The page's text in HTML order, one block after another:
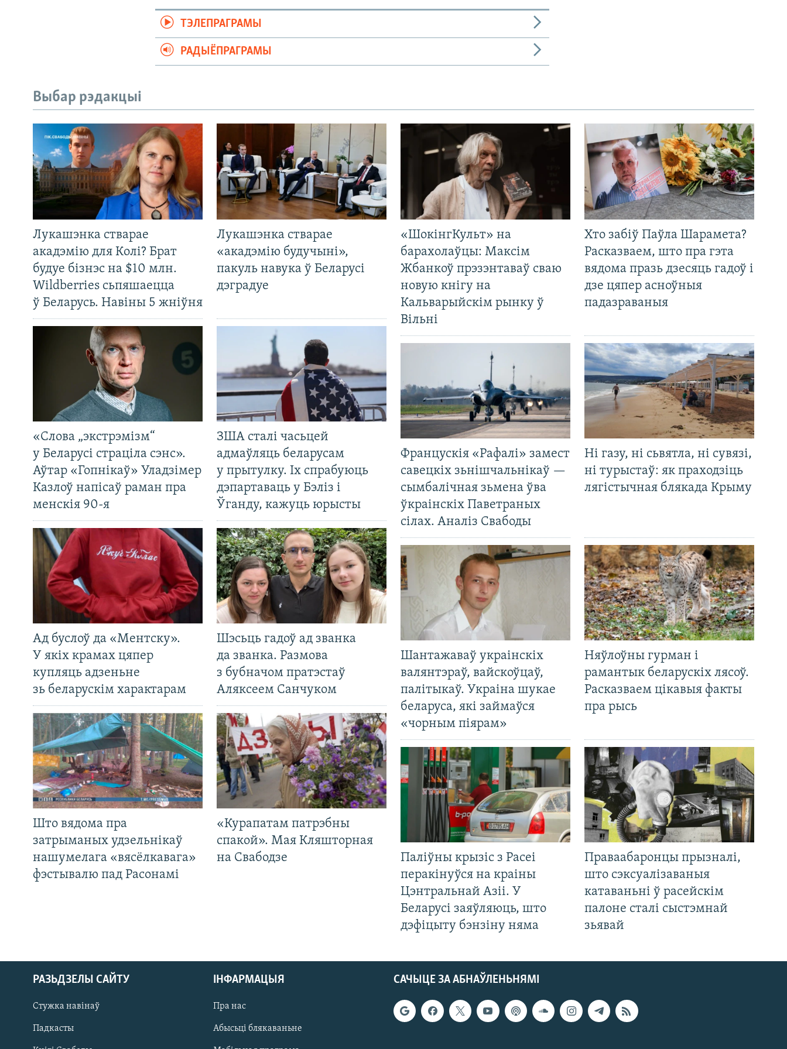
ТЭЛЕПРАГРАМЫ
РАДЫЁПРАГРАМЫ
Выбар рэдакцыі
Лукашэнка стварае
акадэмію для Колі? Брат
будуе бізнэс на $10 млн.
Wildberries сьпяшаецца
ў Беларусь. Навіны 5 жніўня
Лукашэнка стварае
«акадэмію будучыні»,
пакуль навука ў Беларусі
дэградуе
«Слова „экстрэмізм“
у Беларусі страціла сэнс».
Аўтар «Гопнікаў» Уладзімер
Казлоў напісаў раман пра
менскія 90-я
ЗША сталі часьцей
адмаўляць беларусам
у прытулку. Іх спрабуюць
дэпартаваць у Бэліз і
Ўганду, кажуць юрысты
Ад буслоў да «Ментску».
У якіх крамах цяпер
купляць адзеньне
зь беларускім характарам
Шэсьць гадоў ад званка
да званка. Размова
з бубначом пратэстаў
Аляксеем Санчуком
Што вядома пра
затрыманых удзельнікаў
нашумелага «вясёлкавага»
фэстывалю пад Расонамі
«Курапатам патрэбны
спакой». Мая Кляшторная
на Свабодзе
«ШокінгКульт» на
барахолаўцы: Максім
Жбанкоў прэзэнтаваў сваю
новую кнігу на
Кальварыйскім рынку ў
Вільні
Хто забіў Паўла Шарамета?
Расказваем, што пра гэта
вядома празь дзесяць гадоў і
дзе цяпер асноўныя
падазраваныя
Францускія «Рафалі» замест
савецкіх зьнішчальнікаў —
сымбалічная зьмена ўва
ўкраінскіх Паветраных
сілах. Аналіз Свабоды
Ні газу, ні сьвятла, ні сувязі,
ні турыстаў: як праходзіць
лягістычная блякада Крыму
Шантажаваў украінскіх
валянтэраў, вайскоўцаў,
палітыкаў. Украіна шукае
беларуса, які займаўся
«чорным піярам»
Няўлоўны гурман і
рамантык беларускіх лясоў.
Расказваем цікавыя факты
пра рысь
Паліўны крызіс з Расеі
перакінуўся на краіны
Цэнтральнай Азіі. У
Беларусі заяўляюць, што
дэфіцыту бэнзіну няма
Праваабаронцы прызналі,
што сэксуалізаваныя
катаваньні ў расейскім
палоне сталі сыстэмнай
зьявай
САЧЫЦЕ ЗА АБНАЎЛЕНЬНЯМІ
РАЗЬДЗЕЛЫ САЙТУ
Стужка навінаў
Падкасты
ІНФАРМАЦЫЯ
Пра нас
Абысьці блякаваньне